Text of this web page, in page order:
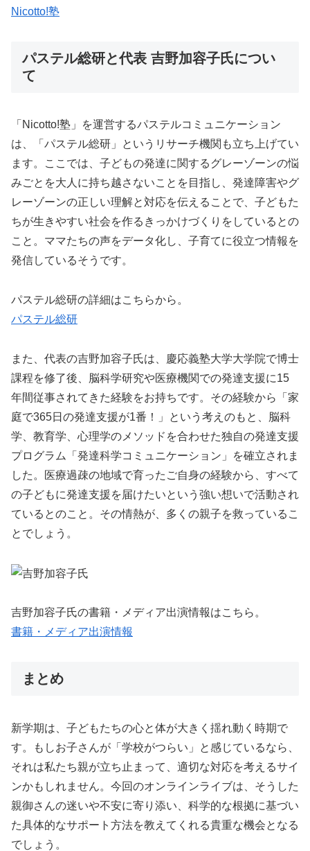
Nicotto!塾
パステル総研と代表 吉野加容子氏につい
て
「Nicotto!塾」を運営するパステルコミュニケーション
は、「パステル総研」というリサーチ機関も立ち上げてい
ます。ここでは、子どもの発達に関するグレーゾーンの悩
みごとを大人に持ち越さないことを目指し、発達障害やグ
レーゾーンの正しい理解と対応を伝えることで、子どもた
ちが生きやすい社会を作るきっかけづくりをしているとの
こと。ママたちの声をデータ化し、子育てに役立つ情報を
発信しているそうです。
パステル総研の詳細はこちらから。
パステル総研
また、代表の吉野加容子氏は、慶応義塾大学大学院で博士
課程を修了後、脳科学研究や医療機関での発達支援に15
年間従事されてきた経験をお持ちです。その経験から「家
庭で365日の発達支援が1番！」という考えのもと、脳科
学、教育学、心理学のメソッドを合わせた独自の発達支援
プログラム「発達科学コミュニケーション」を確立されま
した。医療過疎の地域で育ったご自身の経験から、すべて
の子どもに発達支援を届けたいという強い想いで活動され
ているとのこと。その情熱が、多くの親子を救っているこ
とでしょう。
吉野加容子氏の書籍・メディア出演情報はこちら。
書籍・メディア出演情報
まとめ
新学期は、子どもたちの心と体が大きく揺れ動く時期で
す。もしお子さんが「学校がつらい」と感じているなら、
それは私たち親が立ち止まって、適切な対応を考えるサイ
ンかもしれません。今回のオンラインライブは、そうした
親御さんの迷いや不安に寄り添い、科学的な根拠に基づい
た具体的なサポート方法を教えてくれる貴重な機会となる
でしょう。